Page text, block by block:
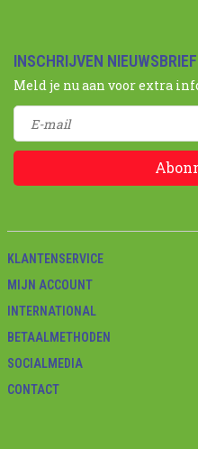
INSCHRIJVEN NIEUWSBRIEF
Meld je nu aan voor extra
KLANTENSERVICE
MIJN ACCOUNT
INTERNATIONAL
BETAALMETHODEN
SOCIALMEDIA
CONTACT